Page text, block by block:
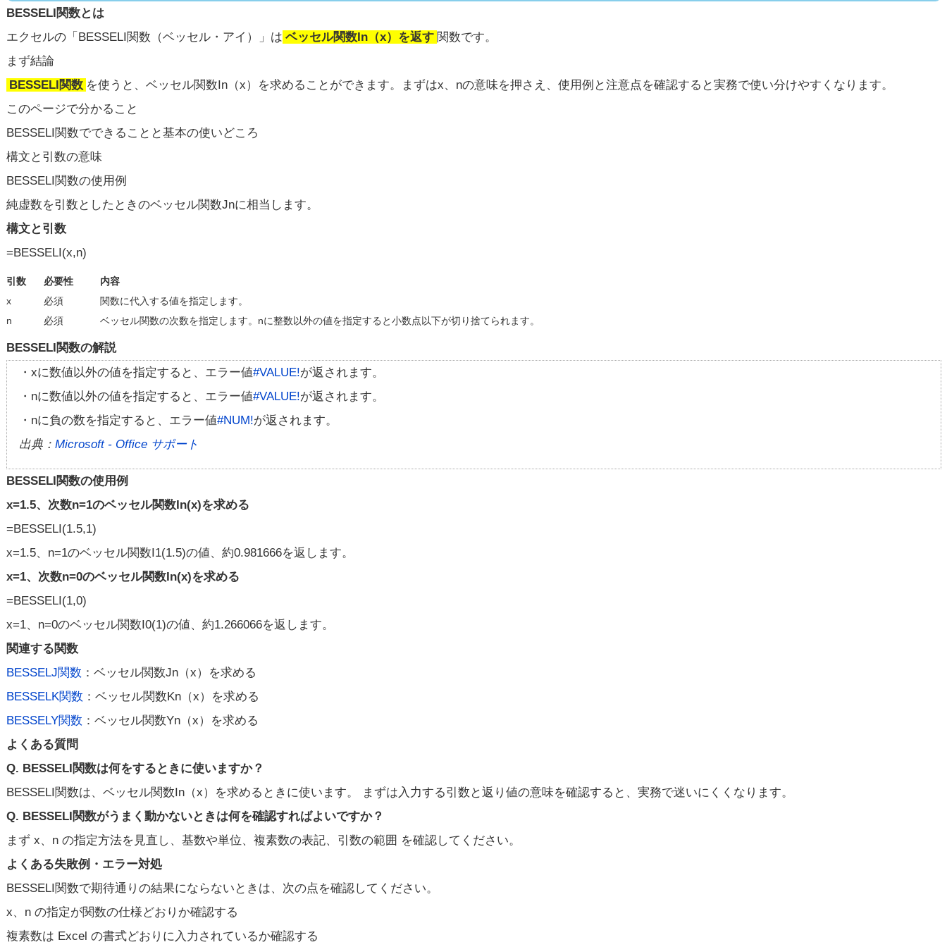
BESSELI関数とは
エクセルの「BESSELI関数（ベッセル・アイ）」は ベッセル関数In（x）を返す 関数です。
まず結論
BESSELI関数 を使うと、ベッセル関数In（x）を求めることができます。まずはx、nの意味を押さえ、使用例と注意点を確認すると実務で使い分けやすくなります。
このページで分かること
BESSELI関数でできることと基本の使いどころ
構文と引数の意味
BESSELI関数の使用例
純虚数を引数としたときのベッセル関数Jnに相当します。
構文と引数
=BESSELI(x,n)
引数 必要性
内容
x
必須
関数に代入する値を指定します。
n
必須 ベッセル関数の次数を指定します。nに整数以外の値を指定すると小数点以下が切り捨てられます。
BESSELI関数の解説
・xに数値以外の値を指定すると、エラー値#VALUE!が返されます。
・nに数値以外の値を指定すると、エラー値#VALUE!が返されます。
・nに負の数を指定すると、エラー値#NUM!が返されます。
出典： Microsoft - Office サポート
BESSELI関数の使用例
x=1.5、次数n=1のベッセル関数In(x)を求める
=BESSELI(1.5,1)
x=1.5、n=1のベッセル関数I1(1.5)の値、約0.981666を返します。
x=1、次数n=0のベッセル関数In(x)を求める
=BESSELI(1,0)
x=1、n=0のベッセル関数I0(1)の値、約1.266066を返します。
関連する関数
BESSELJ関数 ：ベッセル関数Jn（x）を求める
BESSELK関数 ：ベッセル関数Kn（x）を求める
BESSELY関数 ：ベッセル関数Yn（x）を求める
よくある質問
Q. BESSELI関数は何をするときに使いますか？
BESSELI関数は、ベッセル関数In（x）を求めるときに使います。 まずは入力する引数と返り値の意味を確認すると、実務で迷いにくくなります。
Q. BESSELI関数がうまく動かないときは何を確認すればよいですか？
まず x、n の指定方法を見直し、基数や単位、複素数の表記、引数の範囲 を確認してください。
よくある失敗例・エラー対処
BESSELI関数で期待通りの結果にならないときは、次の点を確認してください。
x、n の指定が関数の仕様どおりか確認する
複素数は Excel の書式どおりに入力されているか確認する